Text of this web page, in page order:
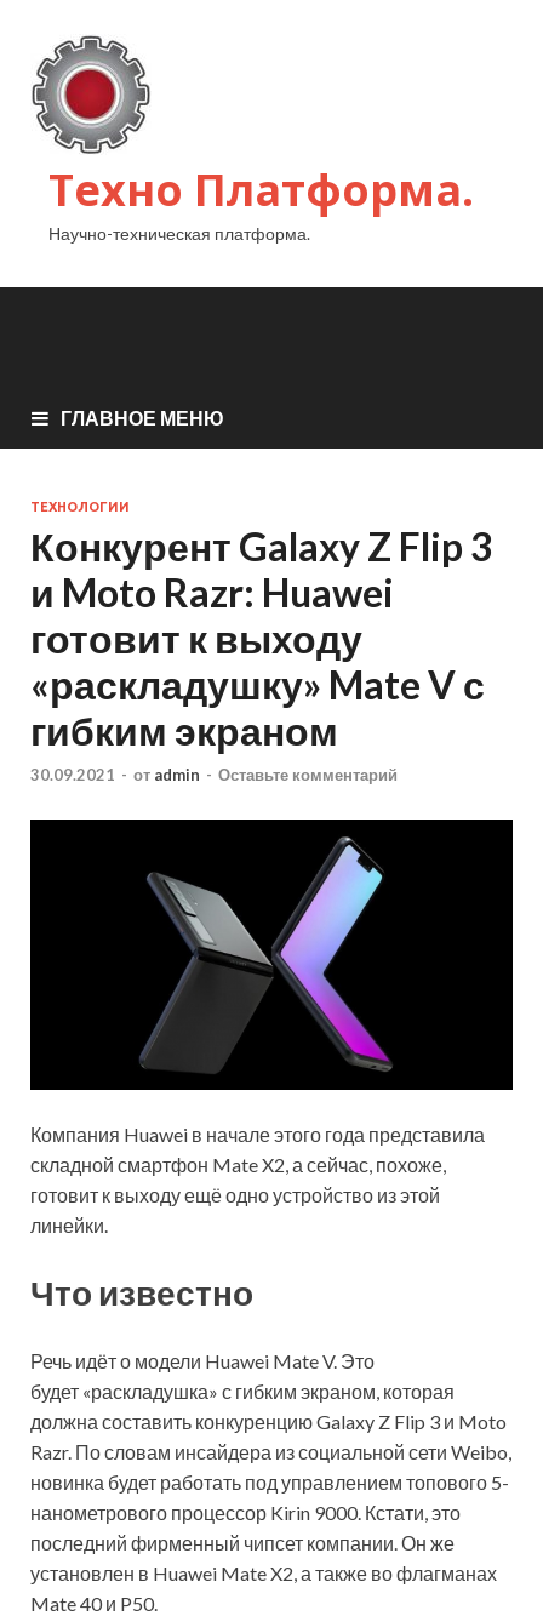
Техно Платформа.
Научно-техническая платформа.
ГЛАВНОЕ МЕНЮ
ТЕХНОЛОГИИ
Конкурент Galaxy Z Flip 3
и Moto Razr: Huawei
готовит к выходу
«раскладушку» Mate V с
гибким экраном
30.09.2021 - от admin - Оставьте комментарий
Компания Huawei в начале этого года представила
складной смартфон Mate X2, а сейчас, похоже,
готовит к выходу ещё одно устройство из этой
линейки.
Что известно
Речь идёт о модели Huawei Mate V. Это
будет «раскладушка» с гибким экраном, которая
должна составить конкуренцию Galaxy Z Flip 3 и Moto
Razr. По словам инсайдера из социальной сети Weibo,
новинка будет работать под управлением топового 5-
нанометрового процессор Kirin 9000. Кстати, это
последний фирменный чипсет компании. Он же
установлен в Huawei Mate X2, а также во флагманах
Mate 40 и P50.